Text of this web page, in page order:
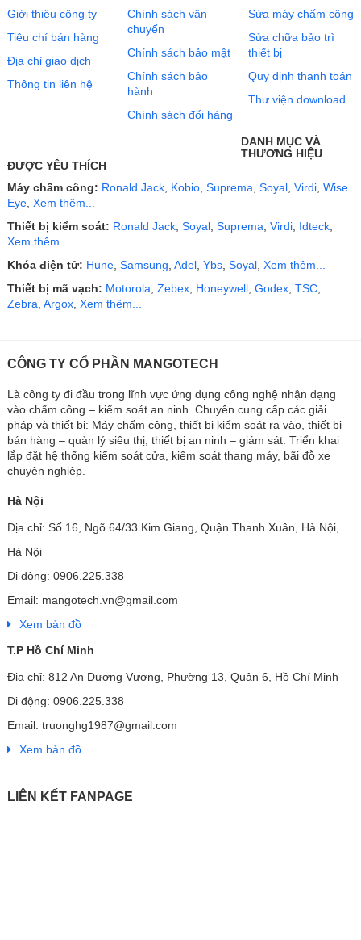
Giới thiệu công ty
Tiêu chí bán hàng
Địa chỉ giao dịch
Thông tin liên hệ
Chính sách vận
chuyển
Chính sách bảo mật
Chính sách bảo
hành
Chính sách đổi hàng
Sửa máy chấm công
Sửa chữa bảo trì
thiết bị
Quy định thanh toán
Thư viện download
DANH MỤC VÀ
THƯƠNG HIỆU
ĐƯỢC YÊU THÍCH
Máy chấm công: Ronald Jack, Kobio, Suprema, Soyal, Virdi, Wise
Eye, Xem thêm...
Thiết bị kiểm soát: Ronald Jack, Soyal, Suprema, Virdi, Idteck,
Xem thêm...
Khóa điện tử: Hune, Samsung, Adel, Ybs, Soyal, Xem thêm...
Thiết bị mã vạch: Motorola, Zebex, Honeywell, Godex, TSC,
Zebra, Argox, Xem thêm...
CÔNG TY CỔ PHẦN MANGOTECH
Là công ty đi đầu trong lĩnh vực ứng dụng công nghệ nhận dạng
vào chấm công – kiểm soát an ninh. Chuyên cung cấp các giải
pháp và thiết bị: Máy chấm công, thiết bị kiểm soát ra vào, thiết bị
bán hàng – quản lý siêu thị, thiết bị an ninh – giám sát. Triển khai
lắp đặt hệ thống kiểm soát cửa, kiểm soát thang máy, bãi đỗ xe
chuyên nghiệp.
Hà Nội
Địa chỉ: Số 16, Ngõ 64/33 Kim Giang, Quận Thanh Xuân, Hà Nội,
Hà Nội
Di động: 0906.225.338
Email: mangotech.vn@gmail.com
Xem bản đồ
T.P Hồ Chí Minh
Địa chỉ: 812 An Dương Vương, Phường 13, Quận 6, Hồ Chí Minh
Di động: 0906.225.338
Email: truonghg1987@gmail.com
Xem bản đồ
LIÊN KẾT FANPAGE